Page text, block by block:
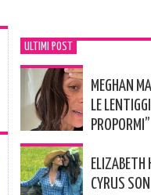
ULTIMI POST
MEGHAN
LE
PROPORMI”
ELIZABETH
CYRUS